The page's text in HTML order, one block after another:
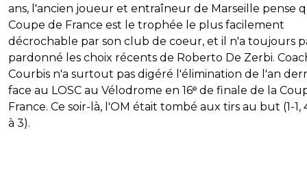
ans, l'ancien joueur et entraîneur de Marseille pense
Coupe de France est le trophée le plus facilement
décrochable par son club de coeur, et il n'a toujours
pardonné les choix récents de Roberto De Zerbi.
Courbis n'a surtout pas digéré l'élimination de l'an
face au LOSC au Vélodrome en 16ᵉ de finale de la
France. Ce soir-là, l'OM était tombé aux tirs au but (1-1,
à 3).